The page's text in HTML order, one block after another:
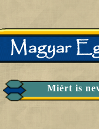
Miért is